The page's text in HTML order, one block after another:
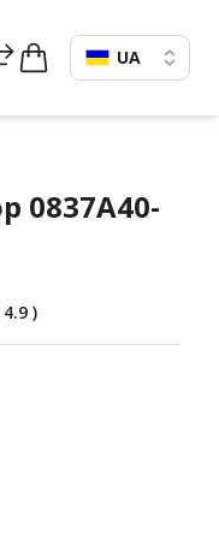
UA
0837A40-
4.9 )